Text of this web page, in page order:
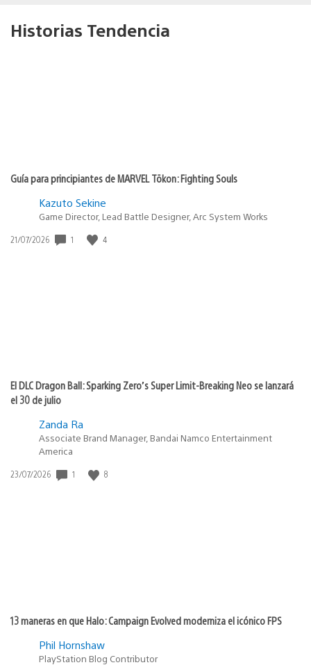
Historias Tendencia
Guía para principiantes de MARVEL Tōkon: Fighting Souls
Kazuto Sekine
Game Director, Lead Battle Designer, Arc System Works
Fecha
21/07/2026 1 4
El DLC Dragon Ball: Sparking Zero’s Super Limit-Breaking Neo se lanzará
el 30 de julio
Zanda Ra
Associate Brand Manager, Bandai Namco Entertainment
America
Fecha
23/07/2026 1 8
13 maneras en que Halo: Campaign Evolved moderniza el icónico FPS
Phil Hornshaw
PlayStation Blog Contributor